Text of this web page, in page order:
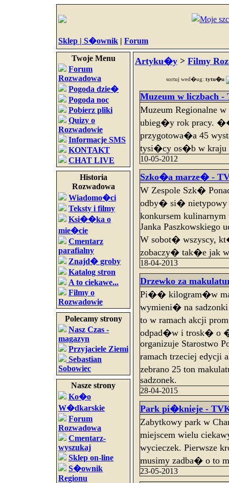
Sklep | S�ownik | Forum
Twoje Menu
Forum
Rozwadowa
Pogoda dzie�
Pogoda noc
Pobierz pliki
Quizy o
Rozwadowie
Informacje SMS
KONTAKT
CHAT LIVE
Historia
Rozwadowa
Wiadomo�ci
Teksty i filmy
Ksi��ka o
mie�cie
Cmentarz
parafialny
Znajd� groby
Katalog stron
A to ciekawe...
Filmy o
Rozwadowie
Polecamy strony
Nasz Czas -
magazyn
Przyjaciele Ziemi
Sebastian
Sobowiec
Nasze strony
Ko�o
W�dkarskie
Forum
Rozwadowa
Cmentarz-
wyszukaj
Sklep on-line
S�ownik
Regionu
Artyku�y > Filmy
sortuj wed�ug: tytu�u
Muzeum w liczbach -
Muzeum Regionalne
ubieg�y rok pracy.
przygotowa�a 45
tysi�cy os�b w kraju
10-05-2012
Szko�a marze� -
W Zespole Szk�
odby� si�
konkursem
Janka Paszkowskiego
W sobot� wszyscy,
zobaczy� tak�e jak
18-04-2013
Drzewko za
Pi�� kilogram�w
wymieni� na
to w ramach akcji
odpad�w i trosk� o
organizuje Starostwo
ramach trzeciej edycji
zebrano 25 ton
sadzonek.
28-04-2015
Park pi�knieje -
Zabytkowy park w
miejscem wielu
wycieczek. Pierwsze
musimy zadba� o to
23-05-2013